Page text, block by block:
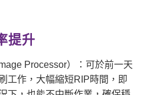
提升
Processor）：可於前一天
工作，大幅縮短RIP時間，即